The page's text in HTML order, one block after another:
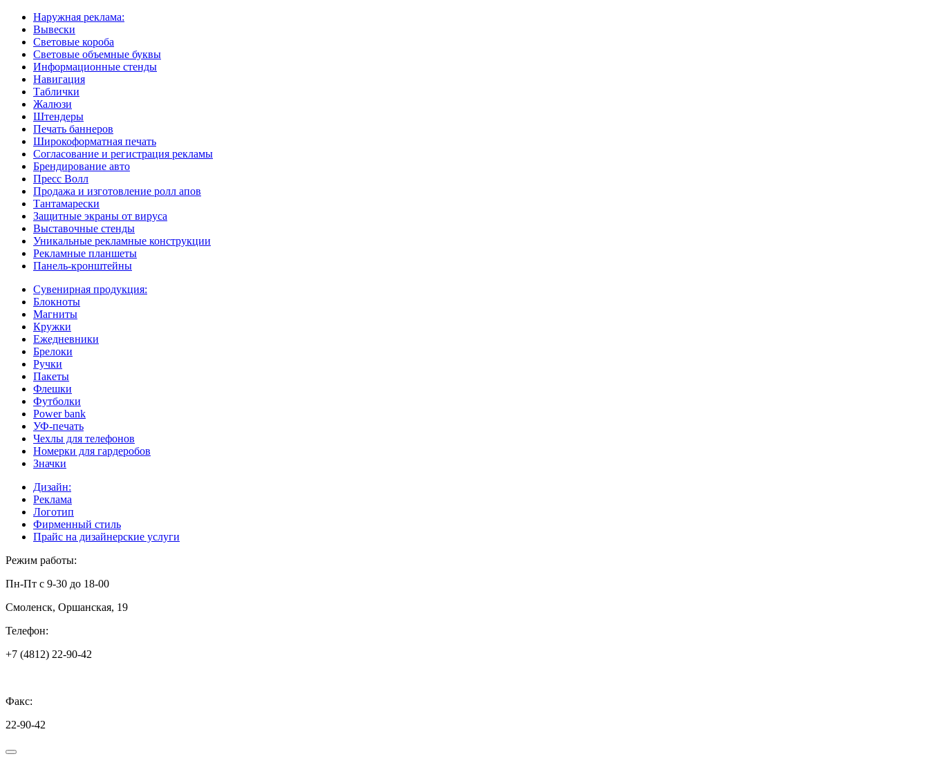
Наружная реклама:
Вывески
Световые короба
Световые объемные буквы
Информационные стенды
Навигация
Таблички
Жалюзи
Штендеры
Печать баннеров
Широкоформатная печать
Согласование и регистрация рекламы
Брендирование авто
Пресс Волл
Продажа и изготовление ролл апов
Тантамарески
Защитные экраны от вируса
Выставочные стенды
Уникальные рекламные конструкции
Рекламные планшеты
Панель-кронштейны
Сувенирная продукция:
Блокноты
Магниты
Кружки
Ежедневники
Брелоки
Ручки
Пакеты
Флешки
Футболки
Power bank
УФ-печать
Чехлы для телефонов
Номерки для гардеробов
Значки
Дизайн:
Реклама
Логотип
Фирменный стиль
Прайс на дизайнерские услуги
Режим работы:
Пн-Пт с 9-30 до 18-00
Смоленск, Оршанская, 19
Телефон:
+7 (4812) 22-90-42
Факс:
22-90-42